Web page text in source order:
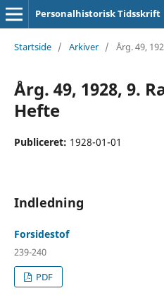
Personalhistorisk Tidsskrift
Startside / Arkiver / Årg. 49,
Årg. 49, 1928, 9.
Hefte
Publiceret: 1928-01-01
Indledning
Forsidestof
239-240
PDF